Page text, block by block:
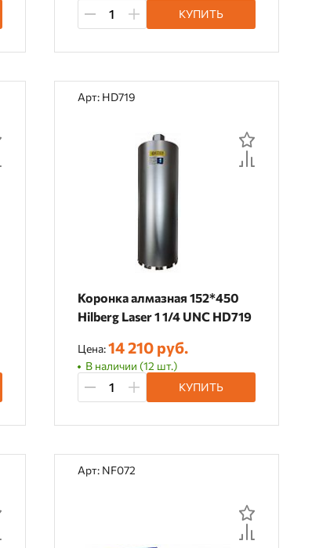
КУПИТЬ
Арт: HD719
Коронка алмазная 152*450
Hilberg Laser 1 1/4 UNC HD719
Цена:14 210 руб.
В наличии (12 шт.)
КУПИТЬ
Арт: NF072